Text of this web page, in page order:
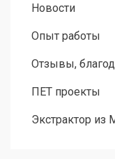
Новости
Опыт работы
Отзывы,
ПЕТ проекты
Экстрактор из